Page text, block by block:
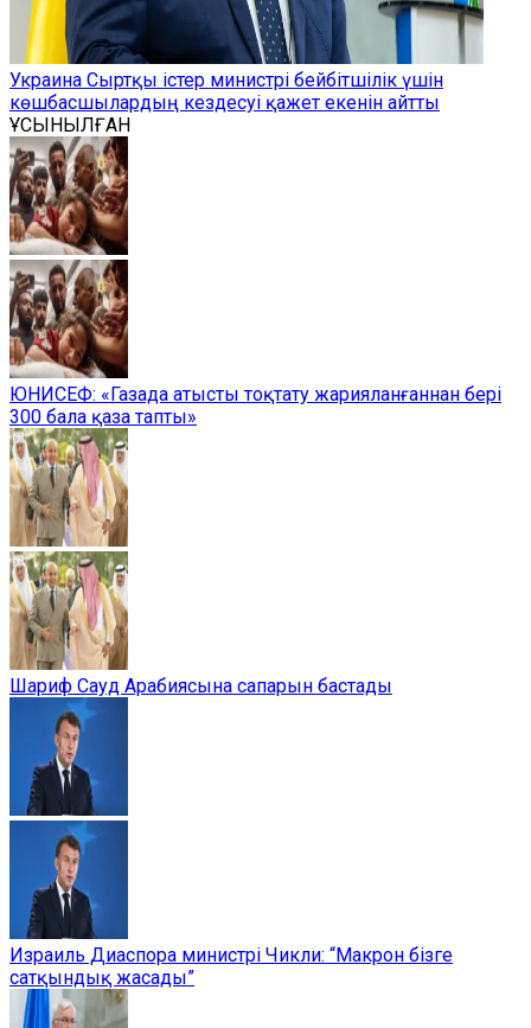
Украина Сыртқы істер министрі бейбітшілік үшін
көшбасшылардың кездесуі қажет екенін айтты
ҰСЫНЫЛҒАН
ЮНИСЕФ: «Газада атысты тоқтату жарияланғаннан бері
300 бала қаза тапты»
Шариф Сауд Арабиясына сапарын бастады
Израиль Диаспора министрі Чикли: “Макрон бізге
сатқындық жасады”